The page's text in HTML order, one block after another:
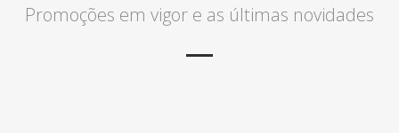
Promoções em vigor e as últimas novidades